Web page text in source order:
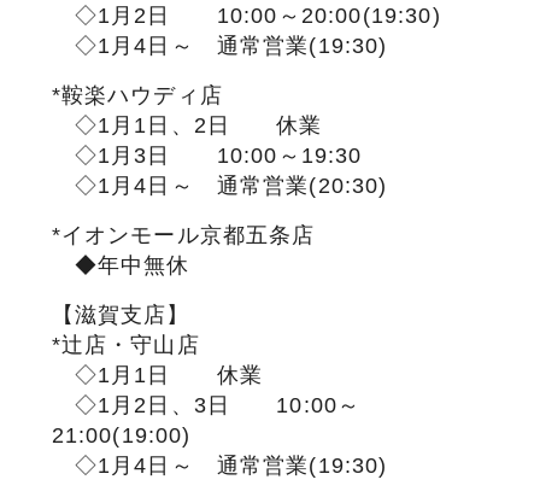
◇1月2日 10:00～20:00(19:30)
◇1月4日～ 通常営業(19:30)
*鞍楽ハウディ店
◇1月1日、2日 休業
◇1月3日 10:00～19:30
◇1月4日～ 通常営業(20:30)
*イオンモール京都五条店
◆年中無休
【滋賀支店】
*辻店・守山店
◇1月1日 休業
◇1月2日、3日 10:00～
21:00(19:00)
◇1月4日～ 通常営業(19:30)